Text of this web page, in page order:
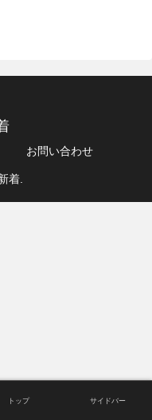
お問い合わせ
着.
トップ サイドバー